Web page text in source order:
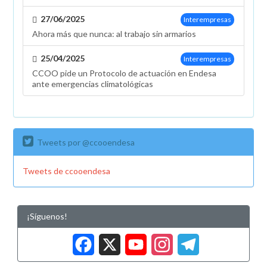
Interempresas
27/06/2025
Ahora más que nunca: al trabajo sin armarios
Interempresas
25/04/2025
CCOO pide un Protocolo de actuación en Endesa
ante emergencias climatológicas
Tweets por @ccooendesa
Tweets de ccooendesa
¡Síguenos!
Facebook
X